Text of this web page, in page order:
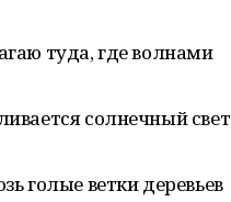
туда, где волнами
солнечный свет
голые ветки деревьев